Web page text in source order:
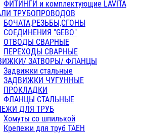
ФИТИНГИ и комплектующие LAVITA
ТРУБОПРОВОДОВ
БОЧАТА,РЕЗЬБЫ,СГОНЫ
СОЕДИНЕНИЯ "GEBO"
ОТВОДЫ СВАРНЫЕ
ПЕРЕХОДЫ СВАРНЫЕ
ЗАТВОРЫ/ ФЛАНЦЫ
Задвижки стальные
ЗАДВИЖКИ ЧУГУННЫЕ
ПРОКЛАДКИ
ФЛАНЦЫ СТАЛЬНЫЕ
ДЛЯ ТРУБ
Хомуты со шпилькой
Крепежи для труб ТАЕН